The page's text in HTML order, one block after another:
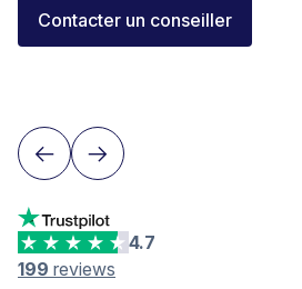
Contacter un conseiller
Florent Buser
Area Sales Director Romandie
4.7
199 reviews